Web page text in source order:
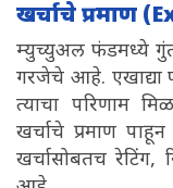
खर्चाचे प्रमाण
म्युच्युअल फंडमध्ये
गरजेचे आहे. एखाद्या
त्याचा परिणाम
खर्चाचे प्रमाण
खर्चासोबतच रेटिंग,